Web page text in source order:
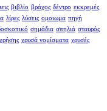
βιβλίο βράχος δέντρο εκκρεμές
λίρες λύσεις ομοιωμα πηγή
σημάδια σπηλιά σταυρός
χρήσης χρυσά νομίσματα χρυσές